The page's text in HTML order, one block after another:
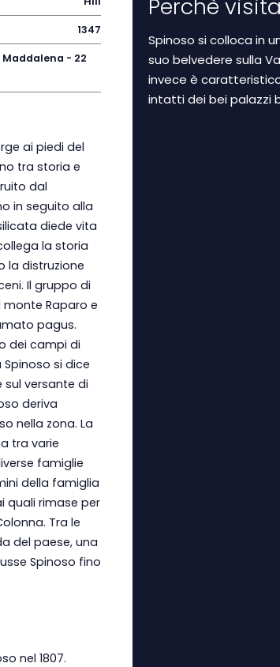
1347
- 22
ai piedi del
tra storia e
dal
in seguito alla
diede vita
la storia
la distruzione
Il gruppo di
Raparo e
pagus.
dei campi di
si dice
sul versante di
deriva
nella zona. La
tra varie
famiglie
della famiglia
quali rimase per
Tra le
del paese, una
Spinoso fino
nel 1807.
Perchè
Spinoso si colloca in
suo belvedere sulla
invece è
intatti dei bei palazzi